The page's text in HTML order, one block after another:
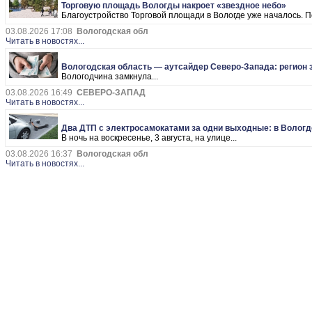
Торговую площадь Вологды накроет «звездное небо»
Благоустройство Торговой площади в Вологде уже началось.
03.08.2026 17:08
Вологодская обл
Читать в новостях...
Вологодская область — аутсайдер Северо-Запада: регион
Вологодчина замкнула...
03.08.2026 16:49 СЕВЕРО-ЗАПАД
Читать в новостях...
Два ДТП с электросамокатами за одни выходные: в
В ночь на воскресенье, 3 августа, на улице...
03.08.2026 16:37
Вологодская обл
Читать в новостях...